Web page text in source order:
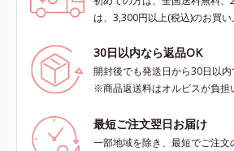
は、3,300円以上(税込)のお買
30日以内なら返品OK
開封後でも発送日から30日以
※商品返送料はオルビスが負担
最短ご注文翌日お届け
一部地域を除き、最短でご注文